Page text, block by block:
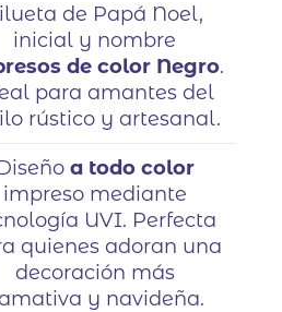
de Papá Noel,
inicial y nombre
de color Negro.
para amantes del
rústico y artesanal.
a todo color
impreso mediante
UVI. Perfecta
quienes adoran una
decoración más
y navideña.